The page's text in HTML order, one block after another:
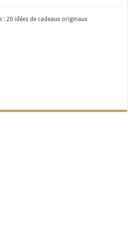
: 20 idées de cadeaux originaux